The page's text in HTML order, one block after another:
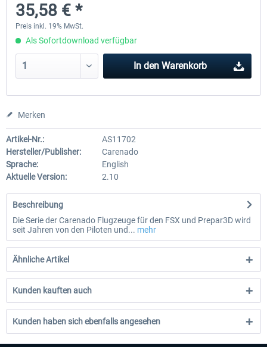
35,58 € *
Preis inkl. 19% MwSt.
Als Sofortdownload verfügbar
In den Warenkorb
Merken
Artikel-Nr.:
AS11702
Hersteller/Publisher:
Carenado
Sprache:
English
Aktuelle Version:
2.10
Beschreibung
Die Serie der Carenado Flugzeuge für den FSX und Prepar3D wird
seit Jahren von den Piloten und... mehr
Ähnliche Artikel
Kunden kauften auch
Kunden haben sich ebenfalls angesehen